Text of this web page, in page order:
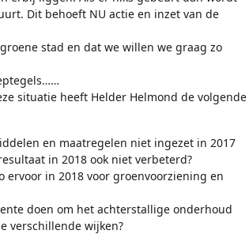
Dit behoeft NU actie en inzet van de
stad en dat we willen we graag zo
situatie heeft Helder Helmond de volgende
en maatregelen niet ingezet in 2017
in 2018 ook niet verbeterd?
ervoor in 2018 voor groenvoorziening en
doen om het achterstallige onderhoud
verschillende wijken?